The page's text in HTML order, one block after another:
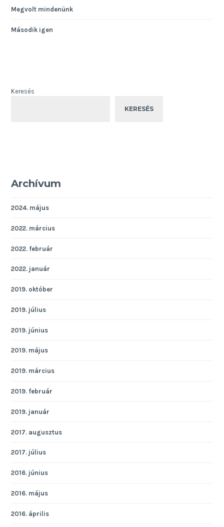
Megvolt mindenünk
Második igen
Keresés
KERESÉS
Archívum
2024. május
2022. március
2022. február
2022. január
2019. október
2019. július
2019. június
2019. május
2019. március
2019. február
2019. január
2017. augusztus
2017. július
2016. június
2016. május
2016. április